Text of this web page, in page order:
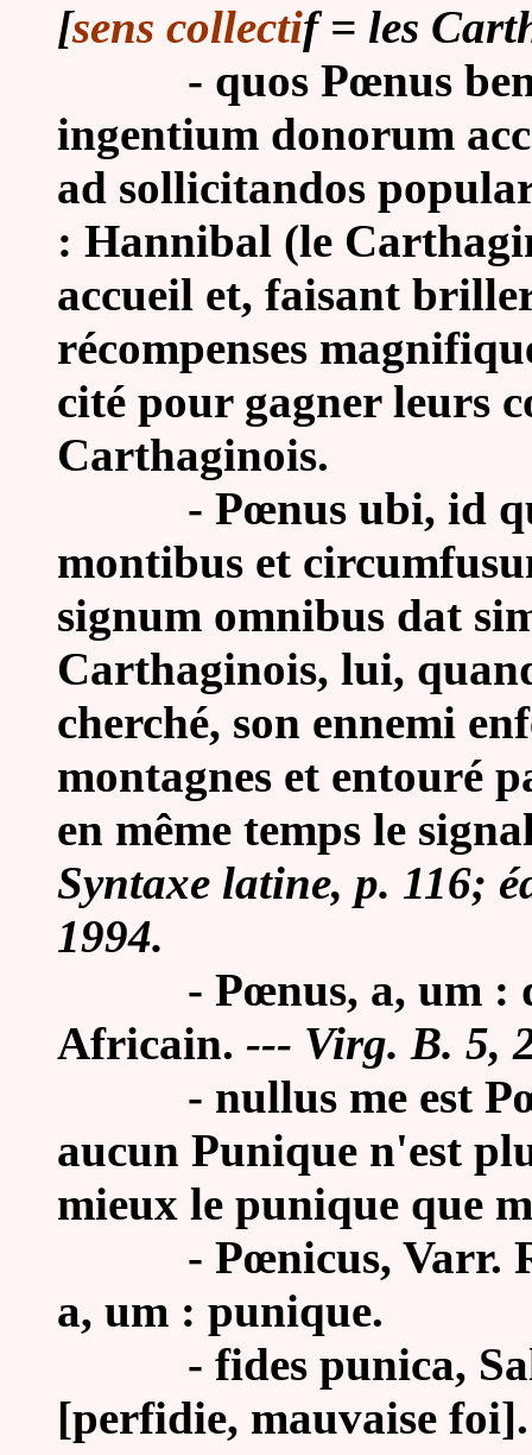
[sens collectif = les
- quos Pœnus
ingentium donorum
ad sollicitandos
: Hannibal (le
accueil et, faisant
récompenses
cité pour gagner leurs
Carthaginois.
- Pœnus ubi, id
montibus et
signum omnibus dat
Carthaginois, lui,
cherché, son ennemi
montagnes et entouré
en même temps le
Syntaxe latine, p. 116;
1994.
- Pœnus, a, um :
Africain. --- Virg. B. 5,
- nullus me est
aucun Punique n'est
mieux le punique que
- Pœnicus, Varr.
a, um : punique.
- fides punica,
[perfidie, mauvaise foi].